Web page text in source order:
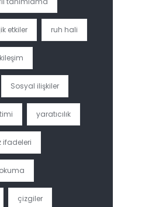
etkiler ruh hali
Sosyal ilişkiler
yaratıcılık
ifadeleri
çizgiler